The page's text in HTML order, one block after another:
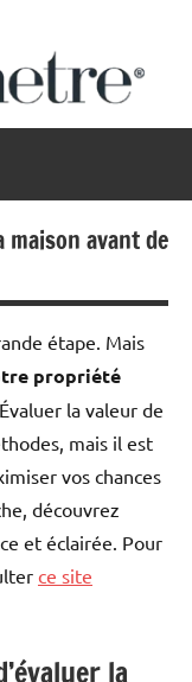
maison avant de
étape. Mais
propriété
la valeur de
mais il est
vos chances
découvrez
et éclairée. Pour
ce site
la